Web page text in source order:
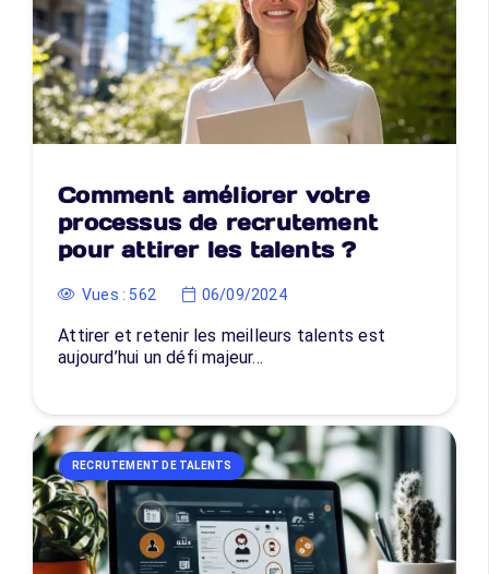
Comment améliorer votre
processus de recrutement
pour attirer les talents ?
Vues : 562 06/09/2024
Attirer et retenir les meilleurs talents est
aujourd’hui un défi majeur…
RECRUTEMENT DE TALENTS